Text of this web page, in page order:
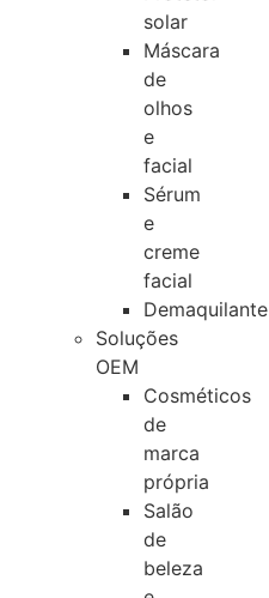
solar
Máscara
de
olhos
e
facial
Sérum
e
creme
facial
Demaquilante
Soluções
OEM
Cosméticos
de
marca
própria
Salão
de
beleza